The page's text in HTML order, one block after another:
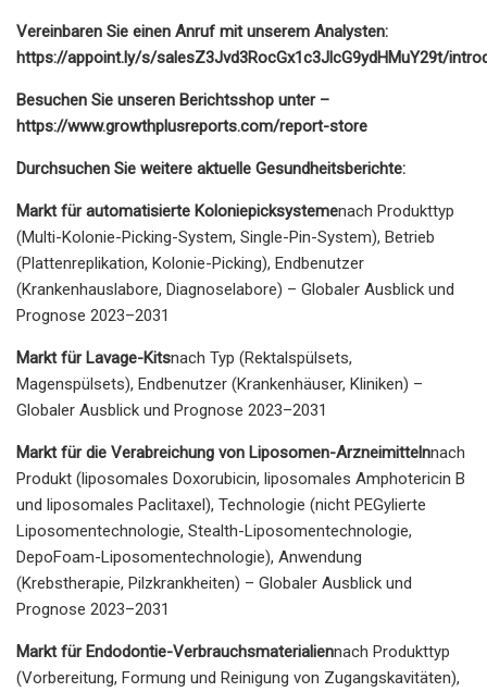
Vereinbaren Sie einen Anruf mit unserem Analysten:
https://appoint.ly/s/salesZ3Jvd3RocGx1c3JlcG9ydHMuY29t/
Besuchen Sie unseren Berichtsshop unter –
https://www.growthplusreports.com/report-store
Durchsuchen Sie weitere aktuelle Gesundheitsberichte:
Markt für automatisierte Koloniepicksystemenach Produkttyp
(Multi-Kolonie-Picking-System, Single-Pin-System), Betrieb
(Plattenreplikation, Kolonie-Picking), Endbenutzer
(Krankenhauslabore, Diagnoselabore) – Globaler Ausblick und
Prognose 2023–2031
Markt für Lavage-Kitsnach Typ (Rektalspülsets,
Magenspülsets), Endbenutzer (Krankenhäuser, Kliniken) –
Globaler Ausblick und Prognose 2023–2031
Markt für die Verabreichung von Liposomen-Arzneimittelnnach
Produkt (liposomales Doxorubicin, liposomales Amphotericin B
und liposomales Paclitaxel), Technologie (nicht PEGylierte
Liposomentechnologie, Stealth-Liposomentechnologie,
DepoFoam-Liposomentechnologie), Anwendung
(Krebstherapie, Pilzkrankheiten) – Globaler Ausblick und
Prognose 2023–2031
Markt für Endodontie-Verbrauchsmaterialiennach Produkttyp
(Vorbereitung, Formung und Reinigung von Zugangskavitäten),